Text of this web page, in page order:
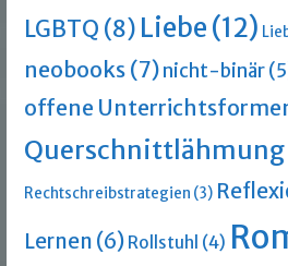
LGBTQ (8) Liebe(12)
neobooks (7)nicht-binär
offene
Querschnittlähmung
Rechtschreibstrategien (3)
Lernen (6) Rollstuhl (4)